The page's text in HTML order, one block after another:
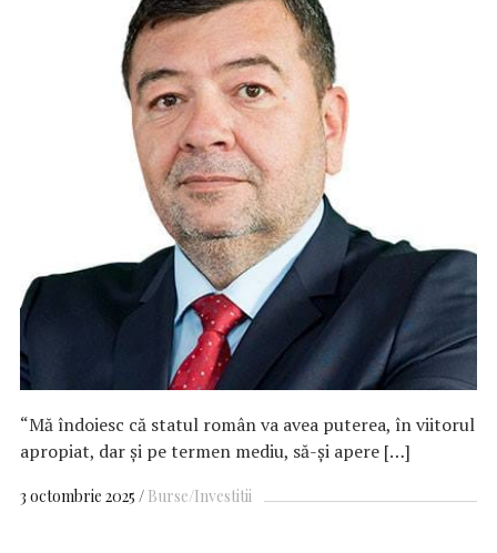
“Mă îndoiesc că statul român va avea puterea, în viitorul
apropiat, dar și pe termen mediu, să-și apere […]
3 octombrie 2025 Burse/Investitii